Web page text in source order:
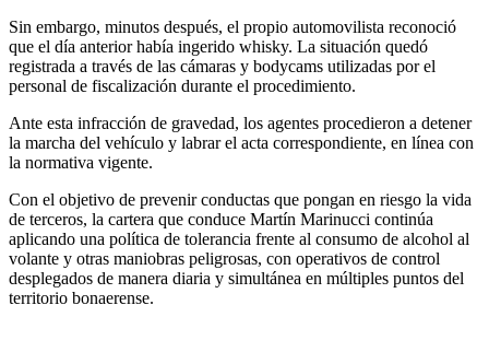
Sin embargo, minutos después, el propio automovilista reconoció
que el día anterior había ingerido whisky. La situación quedó
registrada a través de las cámaras y bodycams utilizadas por el
personal de fiscalización durante el procedimiento.
Ante esta infracción de gravedad, los agentes procedieron a detener
la marcha del vehículo y labrar el acta correspondiente, en línea con
la normativa vigente.
Con el objetivo de prevenir conductas que pongan en riesgo la vida
de terceros, la cartera que conduce Martín Marinucci continúa
aplicando una política de tolerancia frente al consumo de alcohol al
volante y otras maniobras peligrosas, con operativos de control
desplegados de manera diaria y simultánea en múltiples puntos del
territorio bonaerense.